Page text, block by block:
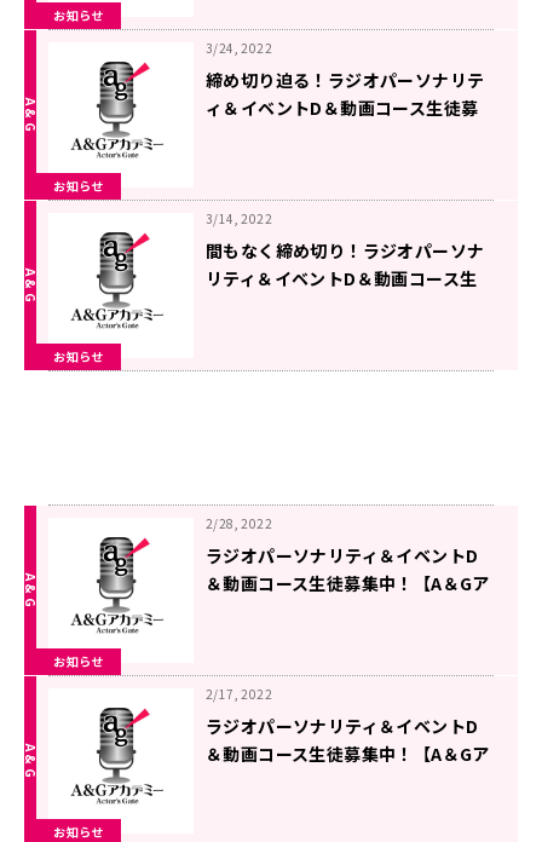
お知らせ
お知らせ
3/24, 2022
締め切り迫る！ラジオパーソナリテ
ィ＆イベントD＆動画コース生徒募
お知らせ
3/14, 2022
間もなく締め切り！ラジオパーソナ
リティ＆イベントD＆動画コース生
お知らせ
2/28, 2022
ラジオパーソナリティ＆イベントD
＆動画コース生徒募集中！【A＆Gア
お知らせ
2/17, 2022
ラジオパーソナリティ＆イベントD
＆動画コース生徒募集中！【A＆Gア